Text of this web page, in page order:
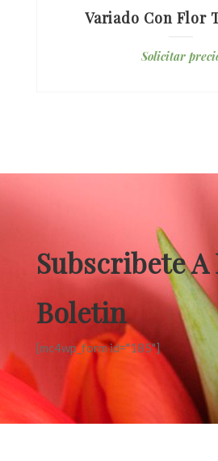
Variado Con Flor
Solicitar
Subscribete
Boletin
[mc4wp_form id="185"]